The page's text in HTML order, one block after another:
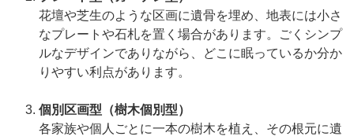
花壇や芝生のような区画に遺骨を埋め、地表には小さ
なプレートや石札を置く場合があります。ごくシンプ
ルなデザインでありながら、どこに眠っているか分か
りやすい利点があります。
個別区画型（樹木個別型）
各家族や個人ごとに一本の樹木を植え、その根元に遺